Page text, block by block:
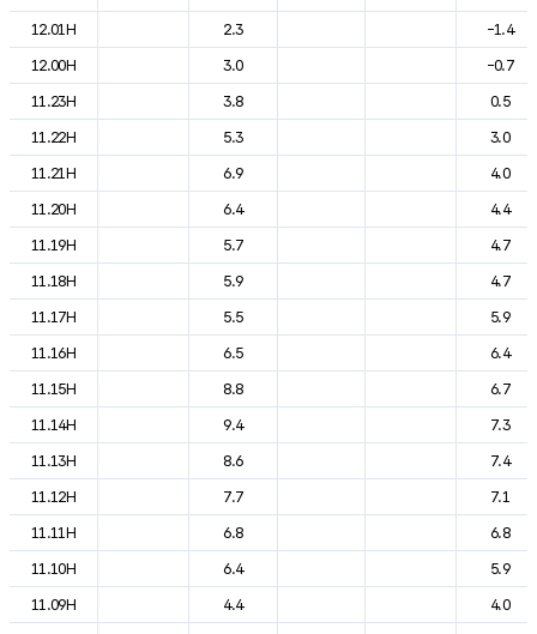
12.01H
2.3
-1.4
12.00H
3.0
-0.7
11.23H
3.8
0.5
11.22H
5.3
3.0
11.21H
6.9
4.0
11.20H
6.4
4.4
11.19H
5.7
4.7
11.18H
5.9
4.7
11.17H
5.5
5.9
11.16H
6.5
6.4
11.15H
8.8
6.7
11.14H
9.4
7.3
11.13H
8.6
7.4
11.12H
7.7
7.1
11.11H
6.8
6.8
11.10H
6.4
5.9
11.09H
4.4
4.0